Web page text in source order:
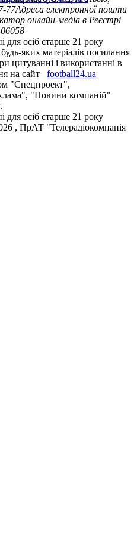
77Адреса електронної пошти
онлайн-медіа в Реєстрі
для осіб старше 21 року
яких матеріалів посилання
цитуванні і використанні в
на сайт
football24.ua
"Спецпроект",
"Новини компаній"
для осіб старше 21 року
, ПрАТ "Телерадіокомпанія